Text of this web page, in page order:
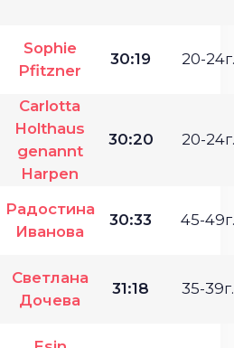
Sophie
Pfitzner
30:19 20-24г.
Carlotta
Holthaus
genannt
Harpen
30:20 20-24г.
Радостина
Иванова
30:33 45-49г.
Светлана
Дочева
31:18 35-39г.